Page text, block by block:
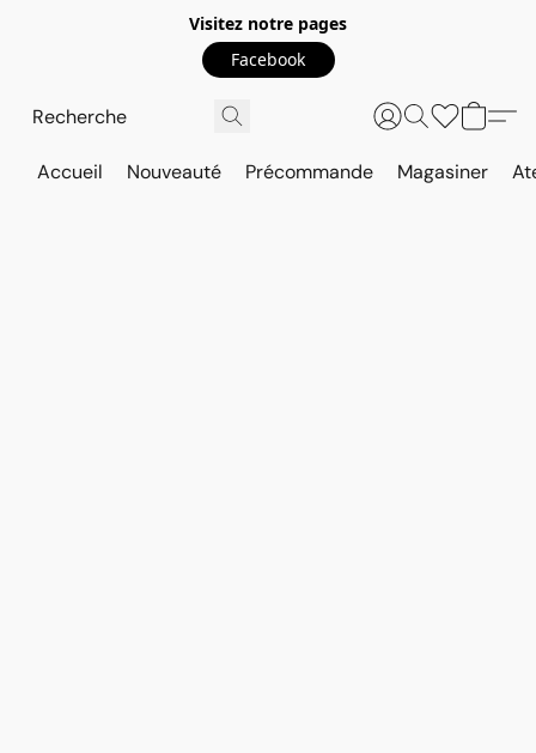
Visitez notre pages
Facebook
Accueil Nouveauté Précommande Magasiner